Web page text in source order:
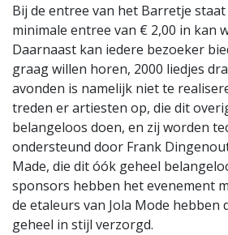
Bij de entree van het Barretje
minimale entree van € 2,00 in kan
Daarnaast kan iedere bezoeker
graag willen horen, 2000 liedjes
avonden is namelijk niet te
treden er artiesten op, die dit
belangeloos doen, en zij worden
ondersteund door Frank
Made, die dit óók geheel
sponsors hebben het evenement
de etaleurs van Jola Mode hebben
geheel in stijl verzorgd.